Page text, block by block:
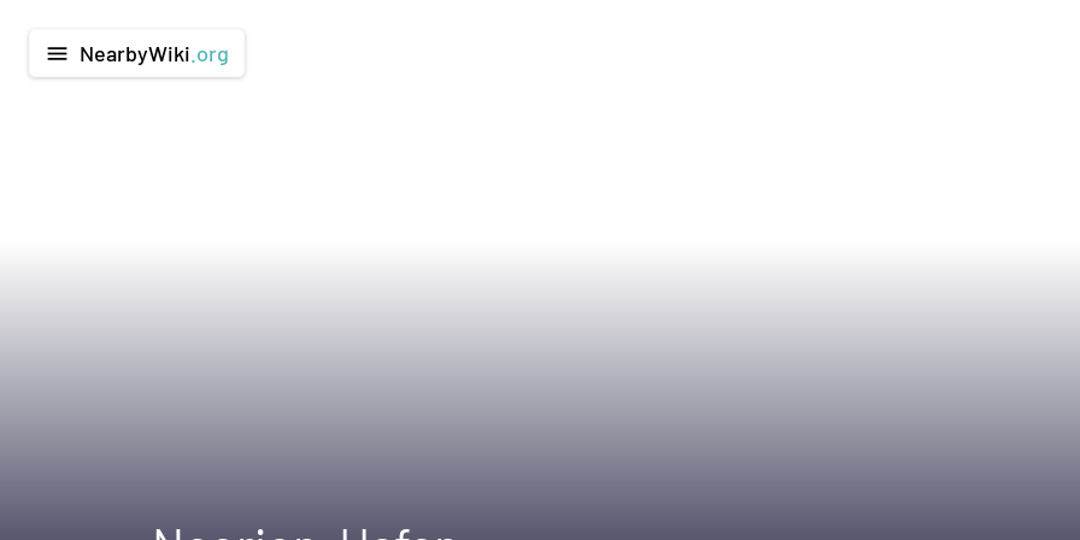
menu NearbyWiki .org